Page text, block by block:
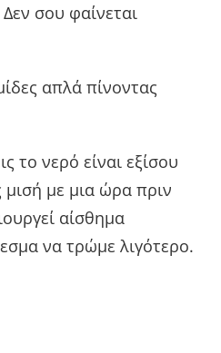
σου φαίνεται
απλά πίνοντας
το νερό είναι εξίσου
μισή με μια ώρα πριν
αίσθημα
να τρώμε λιγότερο.